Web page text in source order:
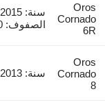
Oros
Cornado
6R
الصفوف: 700 ملم
Oros
Cornado
8
سنة: 2013، عدد الصفوف: 8